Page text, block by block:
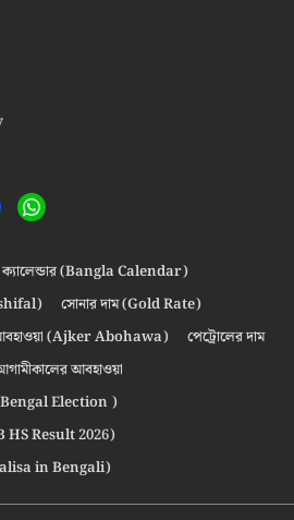
ক্যালেন্ডার (Bangla Calendar)
সোনার দাম (Gold Rate)
(Ajker Abohawa)
পেট্রোলের দাম
আবহাওয়া
Bengal Election )
HS Result 2026)
in Bengali)